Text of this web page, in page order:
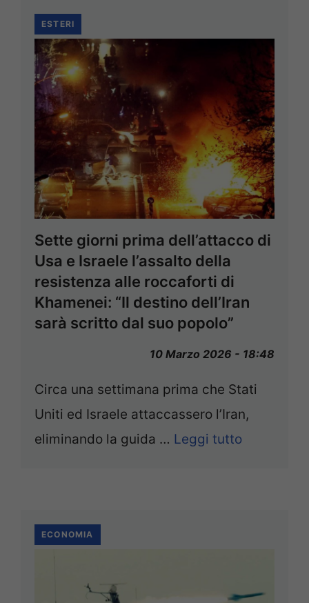
ESTERI
Sette giorni prima dell’attacco di
Usa e Israele l’assalto della
resistenza alle roccaforti di
Khamenei: “Il destino dell’Iran
sarà scritto dal suo popolo”
10 Marzo 2026 - 18:48
Circa una settimana prima che Stati
Uniti ed Israele attaccassero l’Iran,
eliminando la guida … Leggi tutto
ECONOMIA